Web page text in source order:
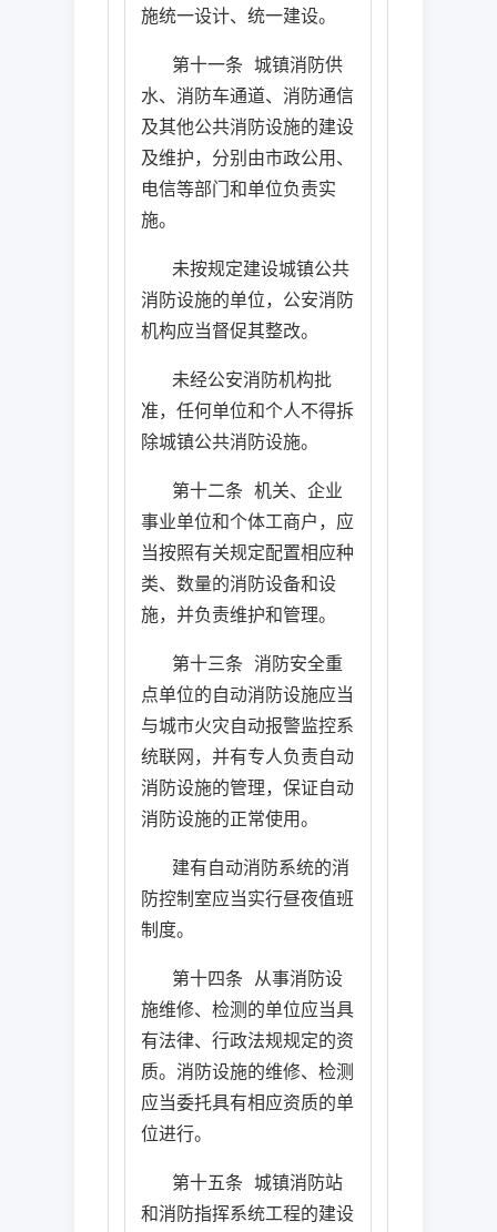
施统一设计、统一建设。
第十一条 城镇消防供
水、消防车通道、消防通信
及其他公共消防设施的建设
及维护，分别由市政公用、
电信等部门和单位负责实
施。
未按规定建设城镇公共
消防设施的单位，公安消防
机构应当督促其整改。
未经公安消防机构批
准，任何单位和个人不得拆
除城镇公共消防设施。
第十二条 机关、企业
事业单位和个体工商户，应
当按照有关规定配置相应种
类、数量的消防设备和设
施，并负责维护和管理。
第十三条 消防安全重
点单位的自动消防设施应当
与城市火灾自动报警监控系
统联网，并有专人负责自动
消防设施的管理，保证自动
消防设施的正常使用。
建有自动消防系统的消
防控制室应当实行昼夜值班
制度。
第十四条 从事消防设
施维修、检测的单位应当具
有法律、行政法规规定的资
质。消防设施的维修、检测
应当委托具有相应资质的单
位进行。
第十五条 城镇消防站
和消防指挥系统工程的建设